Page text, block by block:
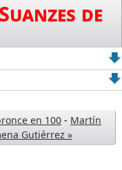
de
en 100 - Martín
Gutiérrez »